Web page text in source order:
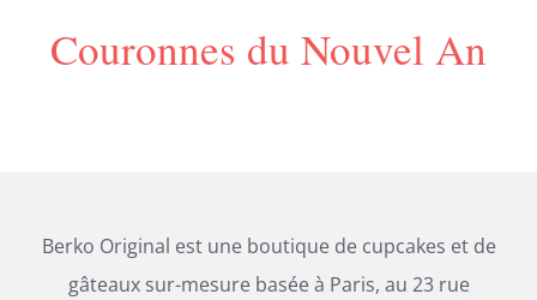
Couronnes du Nouvel An
Berko Original est une boutique de cupcakes et de
gâteaux sur-mesure basée à Paris, au 23 rue